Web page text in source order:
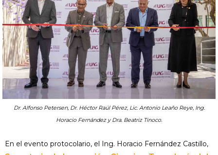
Dr. Alfonso Petersen, Dr. Héctor Raúl Pérez, Lic. Antonio Leaño Reye, Ing.
Horacio Fernández y Dra. Beatriz Tinoco.
En el evento protocolario, el Ing. Horacio Fernández Castillo,